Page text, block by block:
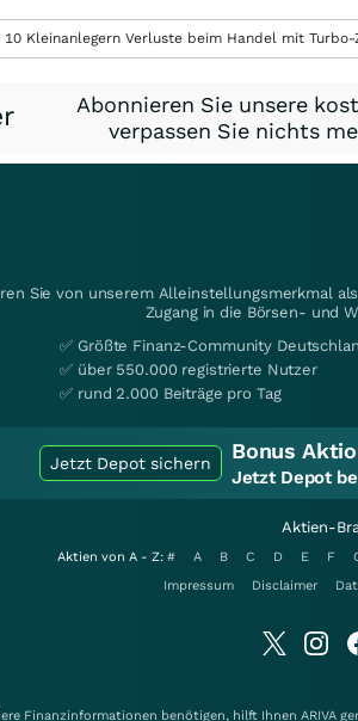
Kleinanlegern Verluste beim Handel mit
Abonnieren Sie unsere
verpassen Sie nichts
Sie von unserem Alleinstellungsmerkmal
Zugang in die Börsen- und
✅ Größte Finanz-Community
✅ über 550.000 registrierte Nutzer
✅ rund 2.000 Beiträge pro Tag
Jetzt Depot sichern Bonus
Jetzt Depot
Aktien-
Aktien von A - Z: # A B C D E F
Impressum
Disclaimer
Finanzinformationen benötigen, hilft Ihnen ARIVA